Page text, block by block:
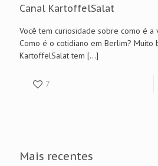
Canal KartoffelSalat
Você tem curiosidade sobre como é a
Como é o cotidiano em Berlim? Muito
KartoffelSalat tem […]
7
Mais recentes